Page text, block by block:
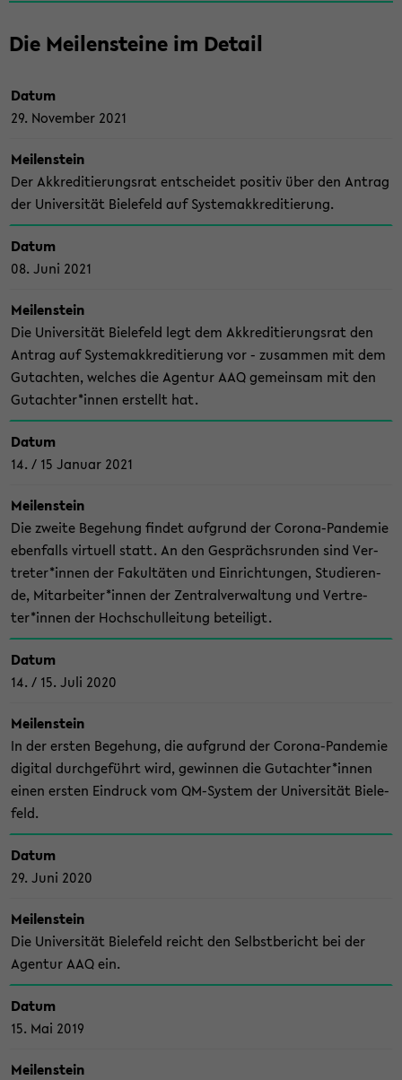
Die Mei­len­stei­ne im De­tail
Datum
29. No­vem­ber 2021
Mei­len­stein
Der Ak­kre­di­tie­rungs­rat ent­schei­det po­si­tiv über den An­trag
der Uni­ver­si­tät Bie­le­feld auf Sys­te­mak­kre­di­tie­rung.
Datum
08. Juni 2021
Mei­len­stein
Die Uni­ver­si­tät Bie­le­feld legt dem Ak­kre­di­tie­rungs­rat den
An­trag auf Sys­te­mak­kre­di­tie­rung vor - zu­sam­men mit dem
Gut­ach­ten, wel­ches die Agen­tur AAQ ge­mein­sam mit den
Gut­ach­ter*innen er­stellt hat.
Datum
14. / 15 Ja­nu­ar 2021
Mei­len­stein
Die zwei­te Be­ge­hung fin­det auf­grund der Corona-​Pandemie
eben­falls vir­tu­ell statt. An den Ge­sprächs­run­den sind Ver­
tre­ter*innen der Fa­kul­tä­ten und Ein­rich­tun­gen, Stu­die­ren­
de, Mit­ar­bei­ter*innen der Zen­tral­ver­wal­tung und Ver­tre­
ter*innen der Hoch­schul­lei­tung be­tei­ligt.
Datum
14. / 15. Juli 2020
Mei­len­stein
In der ers­ten Be­ge­hung, die auf­grund der Corona-​Pandemie
di­gi­tal durch­ge­führt wird, ge­win­nen die Gut­ach­ter*innen
einen ers­ten Ein­druck vom QM-​System der Uni­ver­si­tät Bie­le­
feld.
Datum
29. Juni 2020
Mei­len­stein
Die Uni­ver­si­tät Bie­le­feld reicht den Selbst­be­richt bei der
Agen­tur AAQ ein.
Datum
15. Mai 2019
Mei­len­stein